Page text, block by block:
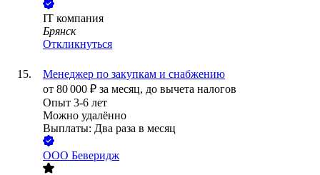
IT компания
Брянск
Откликнуться
Менеджер по закупкам и снабжению
от 80 000 ₽ за месяц, до вычета налогов
Опыт 3-6 лет
Можно удалённо
Выплаты: Два раза в месяц
ООО Беверидж